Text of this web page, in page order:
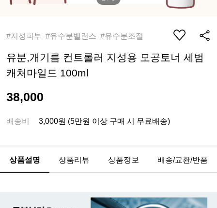
#지성피부 #유수분밸런스 #유수분조절
유분,개기름 컨트롤러 지성용 모공토너 세범
캐처마일드 100ml
38,000
배송비 3,000원 (5만원 이상 구매 시 무료배송)
상품설명 상품리뷰 상품정보 배송/교환/반품